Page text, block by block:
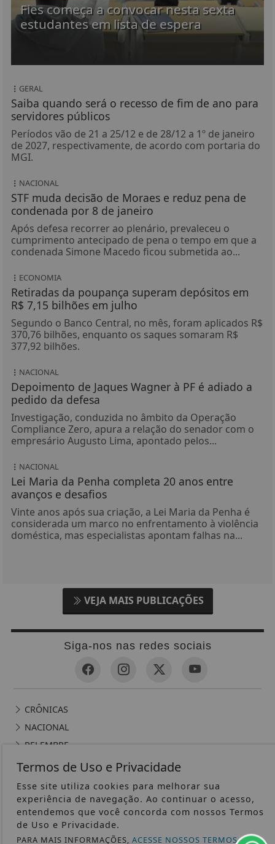
Fies começa a convocar nesta sexta
estudantes em lista de espera
GERAL
Saiba quando será o recesso de fim de ano para
servidores públicos
Períodos vão de 21 a 25/12 e de 28/12 a 1º de janeiro
de 2027, respectivamente, de acordo com portaria do
MGI.
NACIONAL
STF muda decisão de Moraes e reduz pena de
condenada por 8 de janeiro
Após defesa recorrer ao plenário, prevaleceu o
cumprimento antecipado de pena o tempo em que a
condenada Simone Macedo ficou submetida ao...
ECONOMIA
Retiradas da poupança superam depósitos em
R$ 7,15 bilhões em julho
Segundo o Banco Central, no mês, foram aplicados R$
370,76 bilhões, enquanto os saques somaram R$
377,92 bilhões.
NACIONAL
Depoimento de Jaques Wagner à PF é adiado a
pedido da defesa
Investigação, conduzida no âmbito da Operação
Compliance Zero, apura a relação do senador com o
empresário Augusto Lima, apontado pelos...
NACIONAL
Lei Maria da Penha completa 20 anos entre
avanços e desafios
Vinte anos após sua criação, a Lei Maria da Penha é
considerada um marco no enfrentamento à violência
doméstica, mas especialistas apontam falhas na...
VEJA MAIS PUBLICAÇÕES
Siga-nos nas redes sociais
CRÔNICAS
NACIONAL
RELEMBRE
POLICIAL
GERAL
POLÍTICA
CONTOS DE DOMINGO
Termos de Uso e Privacidade
Esse site utiliza cookies para melhorar sua
experiência de navegação. Ao continuar o acesso,
entendemos que você concorda com nossos Termos
de Uso e Privacidade.
PARA MAIS INFORMAÇÕES, ACESSE NOSSOS TERMOS